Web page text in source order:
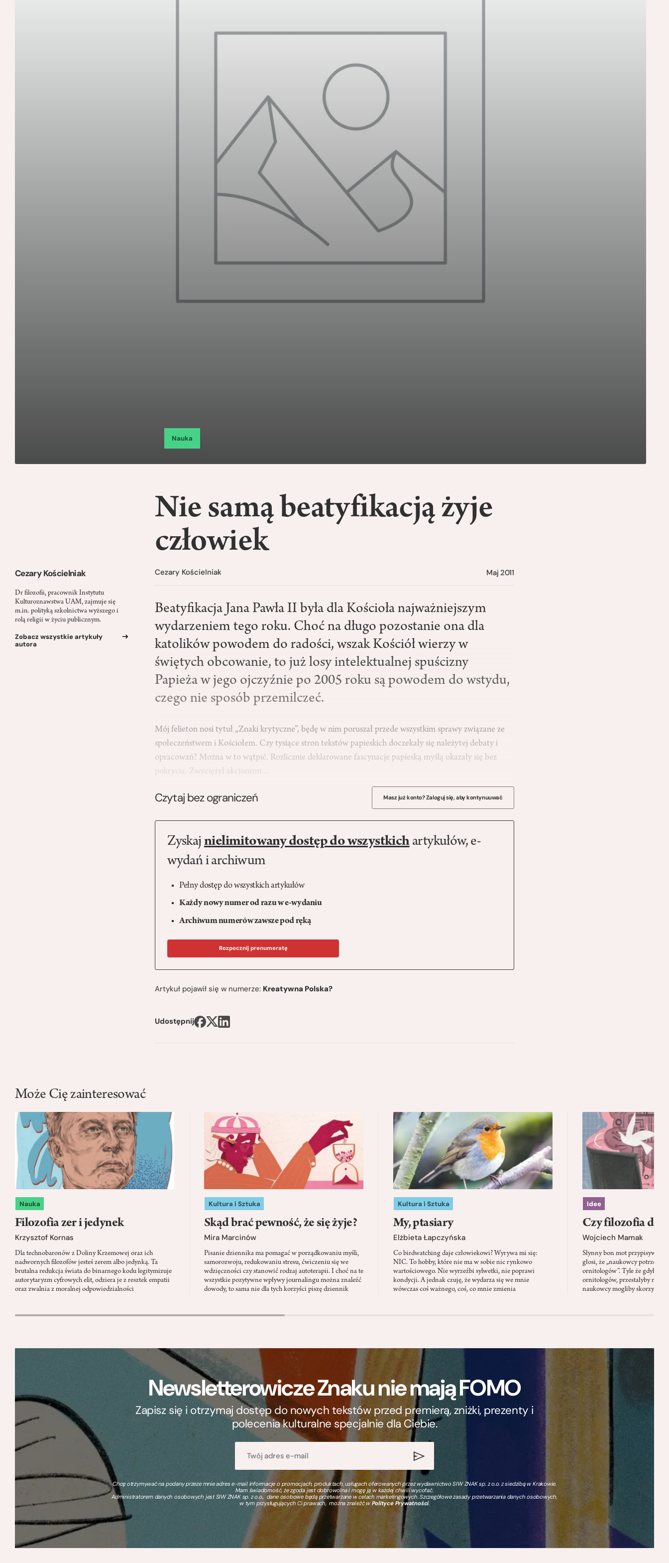
Nauka
Cezary Kościelniak
Dr filozofii, pracownik Instytutu
Kulturoznawstwa UAM, zajmuje się
m.in. polityką szkolnictwa wyższego i
rolą religii w życiu publicznym.
Zobacz wszystkie artykuły
autora
Nie samą beatyfikacją żyje
człowiek
Cezary Kościelniak Maj 2011
Beatyfikacja Jana Pawła II była dla Kościoła najważniejszym
wydarzeniem tego roku. Choć na długo pozostanie ona dla
katolików powodem do radości, wszak Kościół wierzy w
świętych obcowanie, to już losy intelektualnej spuścizny
Papieża w jego ojczyźnie po 2005 roku są powodem do wstydu,
czego nie sposób przemilczeć.
Mój felieton nosi tytuł „Znaki krytyczne”, będę w nim poruszał przede wszystkim sprawy związane ze
społeczeństwem i Kościołem. Czy tysiące stron tekstów papieskich doczekały się należytej debaty i
opracowań? Można w to wątpić. Rozlicznie deklarowane fascynacje papieską myślą okazały się bez
pokrycia. Zwyciężył akcjonizm…
Czytaj bez ograniczeń Masz już konto? Zaloguj się, aby kontynuuwać
Zyskaj nielimitowany dostęp do wszystkichartykułów, e-
wydań i archiwum
Pełny dostęp do wszystkich artykułów
Każdy nowy numer od razu w e-wydaniu
Archiwum numerów zawsze pod ręką
Rozpocznij prenumeratę
Artykuł pojawił się w numerze: Kreatywna Polska?
Udostępnij
Może Cię zainteresować
Nauka
Filozofia zer i jedynek
Krzysztof Kornas
Dla technobaronów z Doliny Krzemowej oraz ich
nadwornych filozofów jesteś zerem albo jedynką. Ta
brutalna redukcja świata do binarnego kodu legitymizuje
autorytaryzm cyfrowych elit, odziera je z resztek empatii
oraz zwalnia z moralnej odpowiedzialności
Kultura i Sztuka
Skąd brać pewność, że się żyje?
Mira Marcinów
Pisanie dziennika ma pomagać w porządkowaniu myśli,
samorozwoju, redukowaniu stresu, ćwiczeniu się we
wdzięczności czy stanowić rodzaj autoterapii. I choć na te
wszystkie pozytywne wpływy journalingu można znaleźć
dowody, to sama nie dla tych korzyści piszę dziennik
Kultura i Sztuka
My, ptasiary
Elżbieta Łapczyńska
Co birdwatching daje człowiekowi? Wyrywa mi się:
NIC. To hobby, które nie ma w sobie nic rynkowo
wartościowego. Nie wyrzeźbi sylwetki, nie poprawi
kondycji. A jednak czuję, że wydarza się we mnie
wówczas coś ważnego, coś, co mnie zmienia
Idee
Czy filozofia da
Wojciech Mamak
Słynny bon mot
głosi, że „naukowcy
ornitologów”. Tyle że gdyby
ornitologów, przestałyby
naukowcy mogliby skorzystać
Newsletterowicze Znaku nie mają FOMO
Zapisz się i otrzymaj dostęp do nowych tekstów przed premierą, zniżki, prezenty i
polecenia kulturalne specjalnie dla Ciebie.
Chcę otrzymywać na podany przeze mnie adres e-mail informacje o promocjach, produktach, usługach oferowanych przez wydawnictwo SIW ZNAK sp. z o.o. z siedzibą w Krakowie.
Mam świadomość, że zgoda jest dobrowolna i mogę ją w każdej chwili wycofać.
Administratorem danych osobowych jest SIW ZNAK sp. z o.o., dane osobowe będą przetwarzane w celach marketingowych. Szczegółowe zasady przetwarzania danych osobowych,
w tym przysługujących Ci prawach, można znaleźć wPolityce Prywatności.